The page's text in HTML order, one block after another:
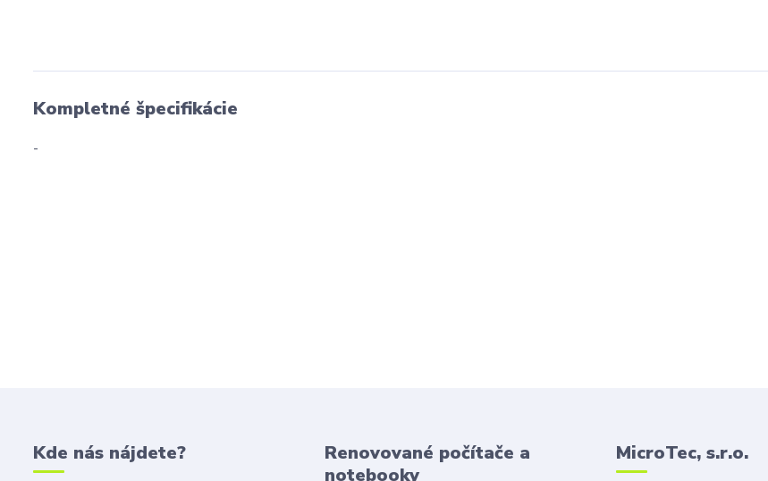
Kompletné špecifikácie
-
Kde nás nájdete?
Renovované počítače a
notebooky
MicroTec, s.r.o.